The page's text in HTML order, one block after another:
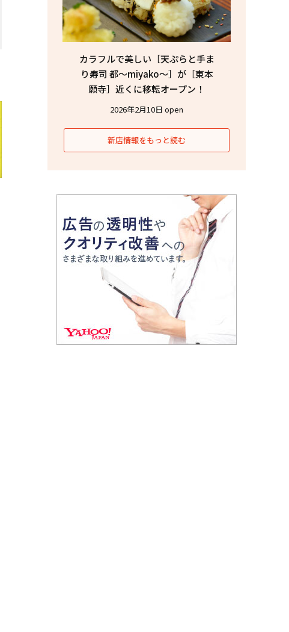
カラフルで美しい［天ぷらと手ま
り寿司 都〜miyako〜］が［東本
願寺］近くに移転オープン！
2026年2月10日 open
新店情報をもっと読む